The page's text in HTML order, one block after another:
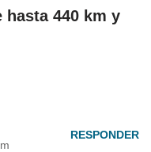
hasta 440 km y
RESPONDER